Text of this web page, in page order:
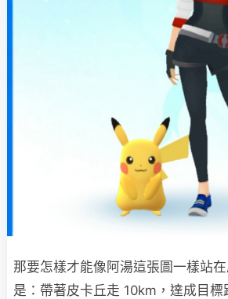
那要怎樣才能像阿湯這張圖一樣站
是：帶著皮卡丘走 10km，達成目標